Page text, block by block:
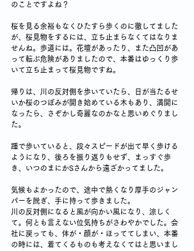
のことですよね？
桜を見る余裕もなくひたすら歩くのに徹してました
が、桜見物をするには、立ち止まらなくてはなりま
せんね。歩道には。花壇があったり、また凸凹があ
って転ぶ危険がありましたので、本番はゆっくり歩
いて立ち止まって桜見物ですね。
帰りは、川の反対側を歩いていたら、日が当たるせ
いか桜のつぼみが開き始めている木もあり、満開に
なったら、さぞかし奇麗なのかなと思いめぐりまし
た。
踵で歩いていると、段々スピードが出て早く歩ける
ようになり、後ろを振り返りもせず、まっすぐ歩
き、いつのまにかSさんから遠ざかってました。
気候もよかったので、途中で熱くなり厚手のジャン
パーを脱ぎ、手に持って歩きました。
川の反対側になると風が向かい風になり、涼しく
て。何とも言えない位気持ちがさわやかでした。会
社に戻っても、体が・顔が・ほっててしまい、本番
の時には、着てくるものも考えなくてはと思いまし